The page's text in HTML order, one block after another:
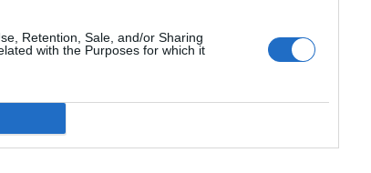
Retention, Sale, and/or Sharing
with the Purposes for which it